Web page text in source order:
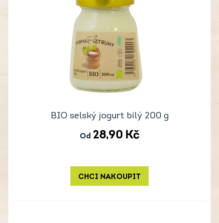
BIO selský jogurt bílý 200 g
Od 28,90 Kč
CHCI NAKOUPIT